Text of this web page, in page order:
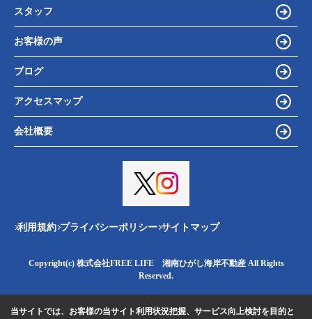
スタッフ
お客様の声
ブログ
アクセスマップ
会社概要
利用規約 プライバシーポリシー サイトマップ
Copyright(c) 株式会社FREE LIFE 湘南ひがし海岸不動産 All Rights
Reserved.
当サイトでは、お客様の当サイト利用状況把握、サービス向上検討を目的と